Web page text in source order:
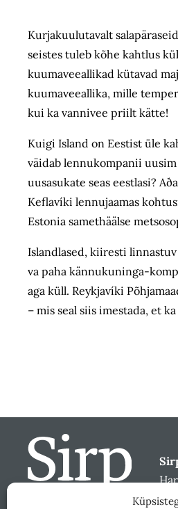
Kurjakuulutavalt
seistes tuleb kõhe kahtlus
kuumaveeallikad kütavad
kuumaveeallika, mille
kui ka vannivee priilt kätte!
Kuigi Island on Eestist üle
väidab lennukompanii
uusasukate seas eestlasi?
Keflavíki lennujaamas
Estonia samethäälse
Islandlased, kiiresti
va paha kännukuninga-
aga küll. Reykjavíki
– mis seal siis imestada, et